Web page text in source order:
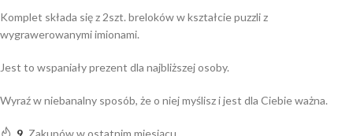
Komplet składa się z 2szt. breloków w kształcie puzzli z
wygrawerowanymi imionami.
Jest to wspaniały prezent dla najbliższej osoby.
Wyraź w niebanalny sposób, że o niej myślisz i jest dla Ciebie ważna.